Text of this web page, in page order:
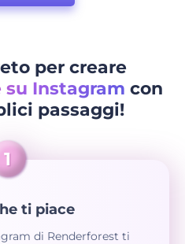
per creare
Instagram con
passaggi!
ti piace
di Renderforest ti